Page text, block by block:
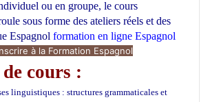
ou en groupe, le cours
sous forme des ateliers réels et des
Espagnol formation en ligne Espagnol
à la Formation Espagnol
cours :
linguistiques : structures grammaticales et